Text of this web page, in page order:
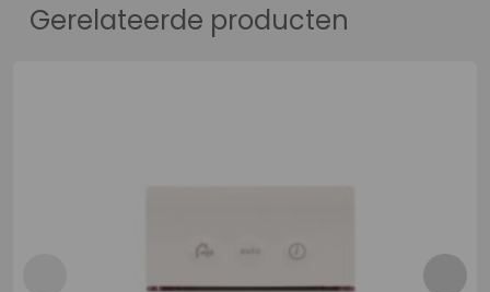
Gerelateerde producten